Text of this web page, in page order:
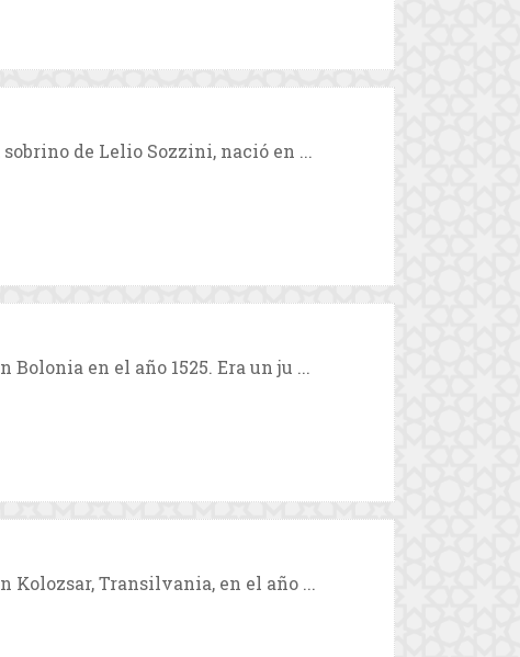
de Lelio Sozzini, nació en ...
en el año 1525. Era un ju ...
Kolozsar, Transilvania, en el año ...